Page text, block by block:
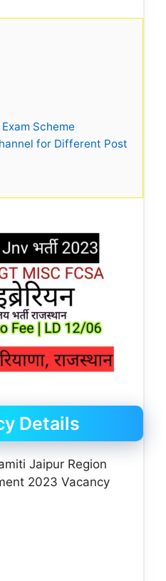
Scheme
for Different Post
Details
Jaipur Region
2023 Vacancy